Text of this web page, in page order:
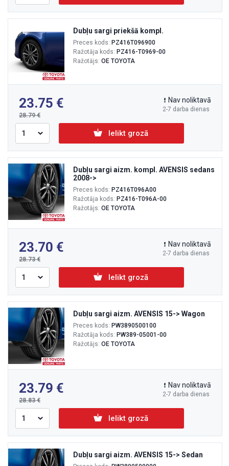
Dubļu sargi priekšā kompl.
Preces kods: PZ416T096900
Ražotāja kods: PZ416-T0969-00
Ražotājs: OE TOYOTA
23.75
28.79
2-7 darba dienas
Nav noliktavā
Ielikt grozā
Dubļu sargi aizm. kompl. AVENSIS sedans
2008->
Preces kods: PZ416T096A00
Ražotāja kods: PZ416-T096A-00
Ražotājs: OE TOYOTA
23.70
28.73
2-7 darba dienas
Nav noliktavā
Ielikt grozā
Dubļu sargi aizm. AVENSIS 15-> Wagon
Preces kods: PW3890500100
Ražotāja kods: PW389-05001-00
Ražotājs: OE TOYOTA
23.79
28.83
2-7 darba dienas
Nav noliktavā
Ielikt grozā
Dubļu sargi aizm. AVENSIS 15-> Sedan